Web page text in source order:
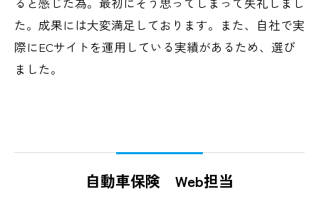
た。成果には大変満足しております。また、自社で実
際にECサイトを運用している実績があるため、選び
ました。
自動車保険 Web担当